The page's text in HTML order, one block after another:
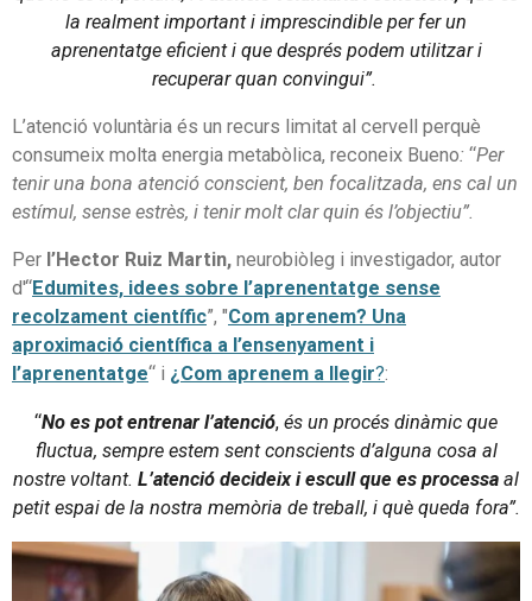
la realment important i imprescindible per fer un
aprenentatge eficient i que després podem utilitzar i
recuperar quan convingui”.
L’atenció voluntària és un recurs limitat al cervell perquè
consumeix molta energia metabòlica, reconeix Bueno: “Per
tenir una bona atenció conscient, ben focalitzada, ens cal un
estímul, sense estrès, i tenir molt clar quin és l’objectiu”.
Per l’Hector Ruiz Martin, neurobiòleg i investigador, autor
d'“Edumites, idees sobre l’aprenentatge sense
recolzament científic”, "Com aprenem? Una
aproximació científica a l’ensenyament i
l’aprenentatge“ i ¿Com aprenem a llegir?:
“No es pot entrenar l’atenció, és un procés dinàmic que
fluctua, sempre estem sent conscients d’alguna cosa al
nostre voltant. L’atenció decideix i escull que es processa al
petit espai de la nostra memòria de treball, i què queda fora”.